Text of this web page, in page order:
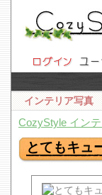
インテリア写真
CozyStyle イン
とてもキュ